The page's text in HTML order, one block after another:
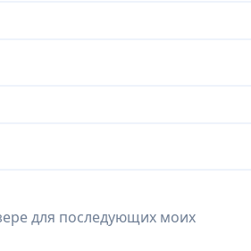
для последующих моих